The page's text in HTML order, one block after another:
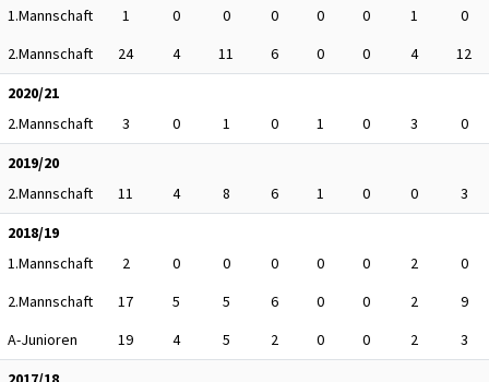
1.Mannschaft
1 0 0 0 0 0 1
0
2.Mannschaft
24 4 11 6 0 0 4
12
2020/21
2.Mannschaft
3 0 1 0 1 0 3
0
2019/20
2.Mannschaft
11 4 8 6 1 0 0
3
2018/19
1.Mannschaft
2 0 0 0 0 0 2
0
2.Mannschaft
17 5 5 6 0 0 2
9
A-Junioren
19 4 5 2 0 0 2
3